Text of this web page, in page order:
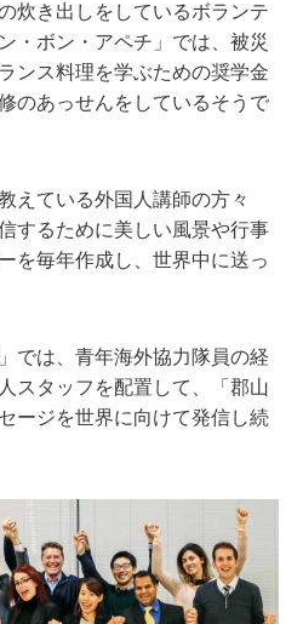
炊き出しをしているボランテ
・ボン・アペチ」では、被災
ンス料理を学ぶための奨学金
のあっせんをしているそうで
えている外国人講師の方々
するために美しい風景や行事
を毎年作成し、世界中に送っ
では、青年海外協力隊員の経
スタッフを配置して、「郡山
ージを世界に向けて発信し続